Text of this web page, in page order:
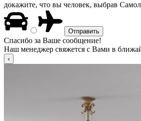
докажите, что вы человек, выбрав
Спасибо за Ваше сообщение!
Наш менеджер свяжется с Вами в